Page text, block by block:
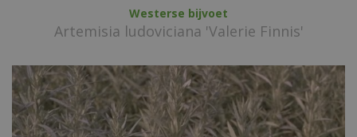
Westerse bijvoet
Artemisia ludoviciana 'Valerie Finnis'